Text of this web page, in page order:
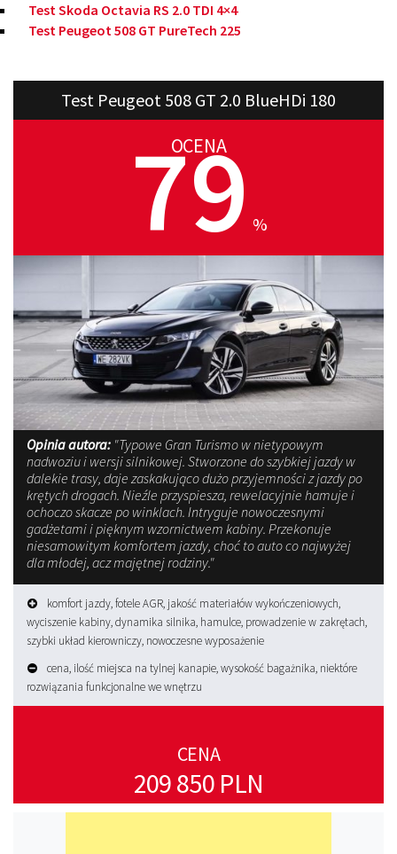
Test Skoda Octavia RS 2.0 TDI 4×4
Test Peugeot 508 GT PureTech 225
Test Peugeot 508 GT 2.0 BlueHDi 180
OCENA
79 %
Opinia autora: "Typowe Gran Turismo w nietypowym
nadwoziu i wersji silnikowej. Stworzone do szybkiej jazdy w
dalekie trasy, daje zaskakująco dużo przyjemności z jazdy po
krętych drogach. Nieźle przyspiesza, rewelacyjnie hamuje i
ochoczo skacze po winklach. Intryguje nowoczesnymi
gadżetami i pięknym wzornictwem kabiny. Przekonuje
niesamowitym komfortem jazdy, choć to auto co najwyżej
dla młodej, acz majętnej rodziny."
komfort jazdy, fotele AGR, jakość materiałów wykończeniowych,
wyciszenie kabiny, dynamika silnika, hamulce, prowadzenie w zakrętach,
szybki układ kierowniczy, nowoczesne wyposażenie
cena, ilość miejsca na tylnej kanapie, wysokość bagażnika, niektóre
rozwiązania funkcjonalne we wnętrzu
CENA
209 850 PLN